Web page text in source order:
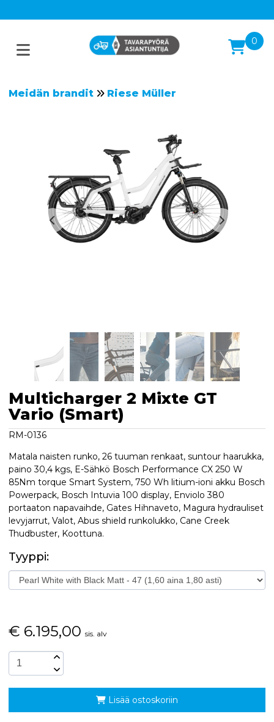
0
Meidän brandit Riese Müller
Multicharger 2 Mixte GT
Vario (Smart)
RM-0136
Matala naisten runko, 26 tuuman renkaat, suntour haarukka,
paino 30,4 kgs, E-Sähkö Bosch Performance CX 250 W
85Nm torque Smart System, 750 Wh litium-ioni akku Bosch
Powerpack, Bosch Intuvia 100 display, Enviolo 380
portaaton napavaihde, Gates Hihnaveto, Magura hydrauliset
levyjarrut, Valot, Abus shield runkolukko, Cane Creek
Thudbuster, Koottuna.
Tyyppi:
€ 6.195,00 sis. alv
Lisää ostoskoriin